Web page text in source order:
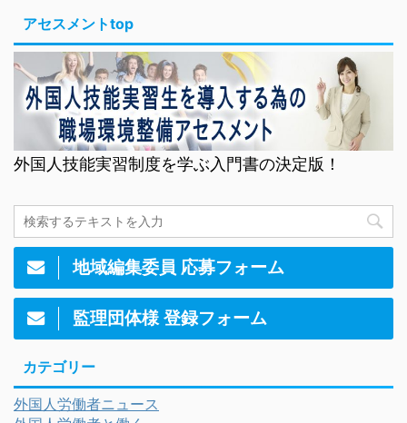
アセスメントtop
外国人技能実習制度を学ぶ入門書の決定版！
地域編集委員 応募フォーム
監理団体様 登録フォーム
カテゴリー
外国人労働者ニュース